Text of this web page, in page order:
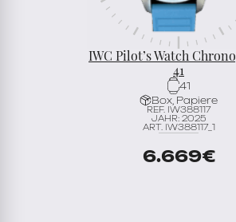
IWC Pilot’s Watch
41
41
Box, Papiere
REF. IW388117
JAHR: 2025
ART. IW388117_1
6.669€